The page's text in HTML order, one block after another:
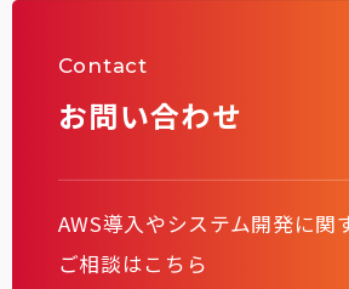
Contact
お問い合わせ
AWS導入やシステム開発に関
ご相談はこちら